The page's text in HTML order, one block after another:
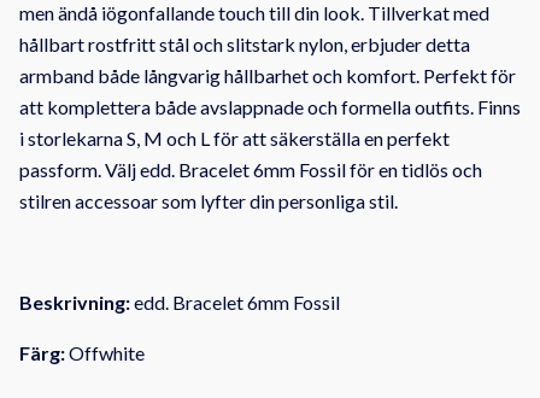
men ändå iögonfallande touch till din look. Tillverkat med
hållbart rostfritt stål och slitstark nylon, erbjuder detta
armband både långvarig hållbarhet och komfort. Perfekt för
att komplettera både avslappnade och formella outfits. Finns
i storlekarna S, M och L för att säkerställa en perfekt
passform. Välj edd. Bracelet 6mm Fossil för en tidlös och
stilren accessoar som lyfter din personliga stil.
Beskrivning:edd. Bracelet 6mm Fossil
Färg:Offwhite